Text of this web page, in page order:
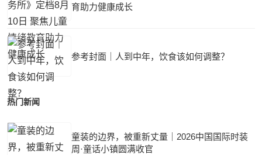
育助力健康成长
参考封面｜人到中年，饮食该如何调整？
热门新闻
童装的边界，被重新丈量｜2026中国国际时装
周·童话小镇圆满收官